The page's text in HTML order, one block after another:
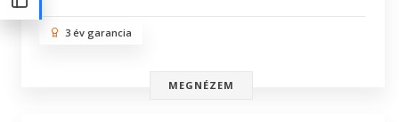
3 év garancia
MEGNÉZEM